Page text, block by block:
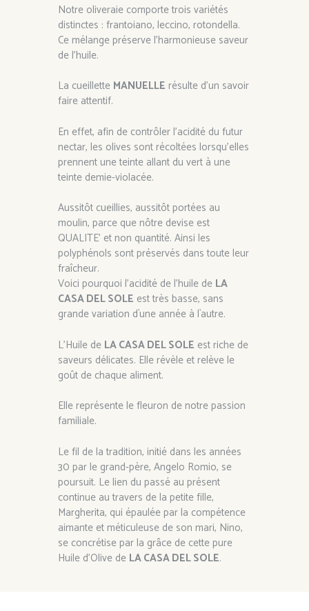
Notre oliveraie comporte trois variétés
distinctes : frantoiano, leccino, rotondella.
Ce mélange préserve l’harmonieuse saveur
de l’huile.
La cueillette MANUELLE résulte d’un savoir
faire attentif.
En effet, afin de contrôler l’acidité du futur
nectar, les olives sont récoltées lorsqu’elles
prennent une teinte allant du vert à une
teinte demie-violacée.
Aussitôt cueillies, aussitôt portées au
moulin, parce que nôtre devise est
QUALITE’ et non quantité. Ainsi les
polyphénols sont préservés dans toute leur
fraîcheur.
Voici pourquoi l’acidité de l’huile de LA
CASA DEL SOLE est très basse, sans
grande variation d`une année à l`autre.
L’Huile de LA CASA DEL SOLE est riche de
saveurs délicates. Elle révèle et relève le
goût de chaque aliment.
Elle représente le fleuron de notre passion
familiale.
Le fil de la tradition, initié dans les années
30 par le grand-père, Angelo Romio, se
poursuit. Le lien du passé au présent
continue au travers de la petite fille,
Margherita, qui épaulée par la compétence
aimante et méticuleuse de son mari, Nino,
se concrétise par la grâce de cette pure
Huile d’Olive de LA CASA DEL SOLE.